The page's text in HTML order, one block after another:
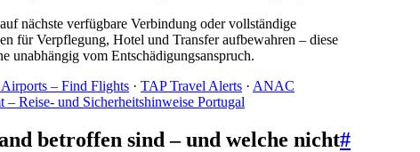
nächste verfügbare Verbindung oder vollständige
für Verpflegung, Hotel und Transfer aufbewahren – diese
unabhängig vom Entschädigungsanspruch.
– Find Flights · TAP Travel Alerts · ANAC
– Reise- und Sicherheitshinweise Portugal
betroffen sind – und welche nicht#